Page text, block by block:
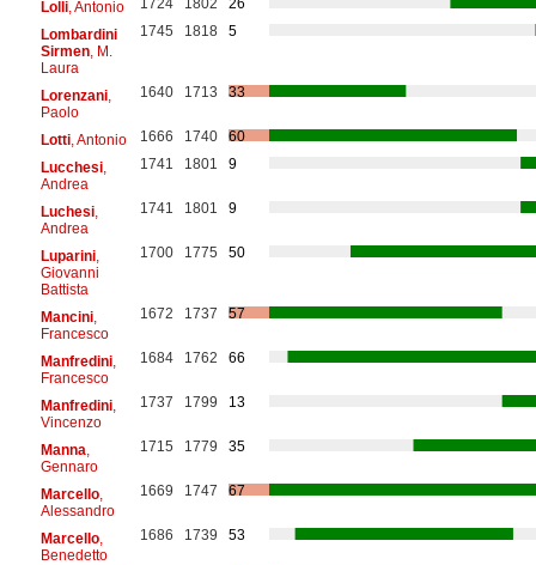
Lolli, Antonio 1724 1802
26
Lombardini
Sirmen, M.
Laura
1745 1818 5
Lorenzani,
Paolo
1640 1713 33
Lotti, Antonio 1666 1740
60
Lucchesi,
Andrea
1741 1801 9
Luchesi,
Andrea
1741 1801 9
Luparini,
Giovanni
Battista
1700 1775 50
Mancini,
Francesco
1672 1737 57
Manfredini,
Francesco
1684 1762 66
Manfredini,
Vincenzo
1737 1799 13
Manna
Gennaro
1715 1779 35
Marcello,
Alessandro
1669 1747 67
Marcello,
Benedetto
1686 1739 53